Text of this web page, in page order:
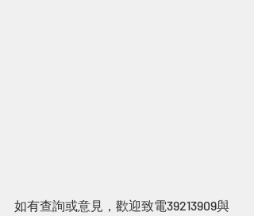
如有查詢或意見，歡迎致電39213909與